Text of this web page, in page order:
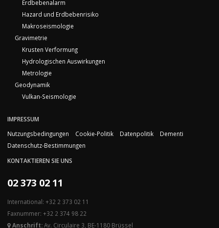
Erdbebenalarm
Hazard und Erdbebenrisiko
Makroseismologie
Gravimetrie
Krusten Verformung
Hydrologischen Auswirkungen
Metrologie
Geodynamik
Vulkan-Seismologie
IMPRESSUM
Nutzungsbedingungen
Cookie-Politik Datenpolitik
Dementi
Datenschutz-Bestimmungen
KONTAKTIEREN SIE UNS
02 373 02 11
International: +32 2 373 02 11
Faxnummer: +32 2 374 98 22
Anschrift:Av. Circulaire 3, BE-1180 Brüssel